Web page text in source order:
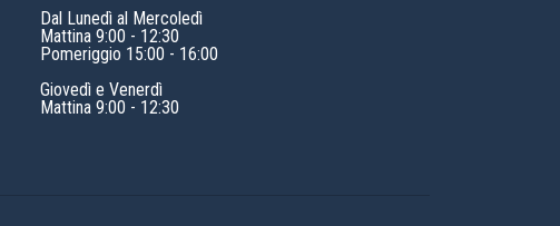
Dal Lunedì al Mercoledì
Mattina 9:00 - 12:30
Pomeriggio 15:00 - 16:00
Giovedì e Venerdì
Mattina 9:00 - 12:30